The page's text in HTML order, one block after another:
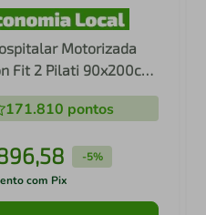
Motorizada
Fit 2 Pilati 90x200cm
171.810 pontos
,58 -5%
com Pix